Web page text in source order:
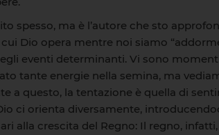
spesso, ma è l’autore che sto
Dio opera mentre noi siamo
eventi determinanti. Vi sono
tante energie nella semina, ma
a questo, la tentazione è quella di
ci orienta diversamente,
alla crescita del Regno: Il regno,